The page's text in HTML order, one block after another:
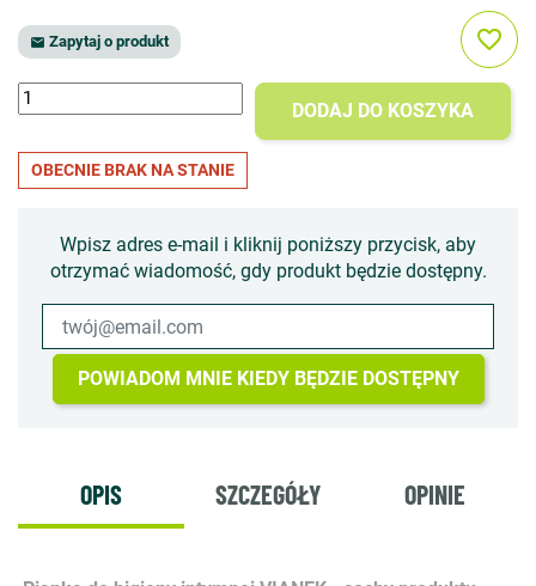
 Zapytaj o produkt
DODAJ DO KOSZYKA
favorite_border
OBECNIE BRAK NA STANIE
Wpisz adres e-mail i kliknij poniższy przycisk, aby
otrzymać wiadomość, gdy produkt będzie dostępny.
POWIADOM MNIE KIEDY BĘDZIE DOSTĘPNY
OPIS SZCZEGÓŁY OPINIE